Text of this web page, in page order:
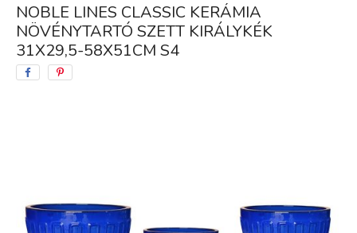
NOBLE LINES CLASSIC KERÁMIA
NÖVÉNYTARTÓ SZETT KIRÁLYKÉK
31X29,5-58X51CM S4